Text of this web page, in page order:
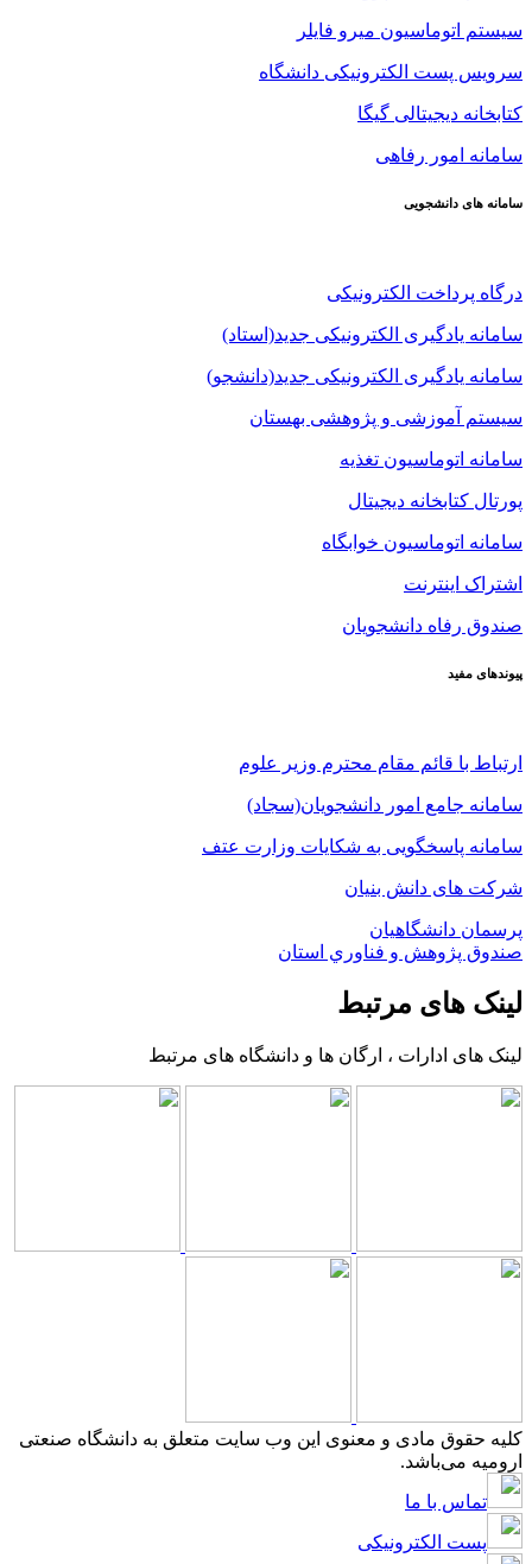
سیستم اتوماسیون میرو فایلر
سرویس پست الکترونیکی دانشگاه
کتابخانه دیجیتالی گیگا
سامانه امور رفاهی
سامانه های دانشجویی
درگاه پرداخت الکترونیکی
سامانه یادگیری الکترونیکی جدید(استاد)
سامانه یادگیری الکترونیکی جدید(دانشجو)
سیستم آموزشی و پژوهشی بهستان
سامانه اتوماسیون تغذیه
پورتال کتابخانه دیجیتال
سامانه اتوماسیون خوابگاه
اشتراک اینترنت
صندوق رفاه دانشجویان
پیوندهای مفید
ارتباط با قائم مقام محترم وزیر علوم
سامانه جامع امور دانشجویان(سجاد)
سامانه پاسخگویی به شکایات وزارت عتف
شرکت های دانش بنیان
پرسمان دانشگاهیان
صندوق پژوهش و فناوري استان
لینک های مرتبط
لینک های ادارات ، ارگان ها و دانشگاه های مرتبط
کلیه حقوق مادی و معنوی این وب سایت متعلق به دانشگاه صنعتی
ارومیه می‌باشد.
تماس با ما
پست الکترونیکی